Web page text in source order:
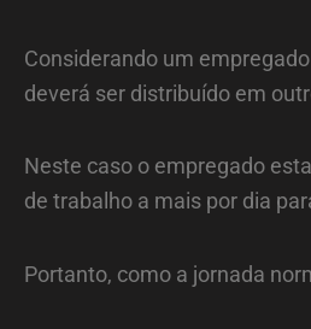
Considerando um
deverá ser distribuído em
Neste caso o empregado
de trabalho a mais por dia
Portanto, como a jornada